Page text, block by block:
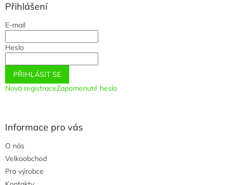
ý
Přihlášení
E-mail
Heslo
PŘIHLÁSIT SE
Nová registraceZapomenuté heslo
Informace pro vás
O nás
Velkoobchod
Pro výrobce